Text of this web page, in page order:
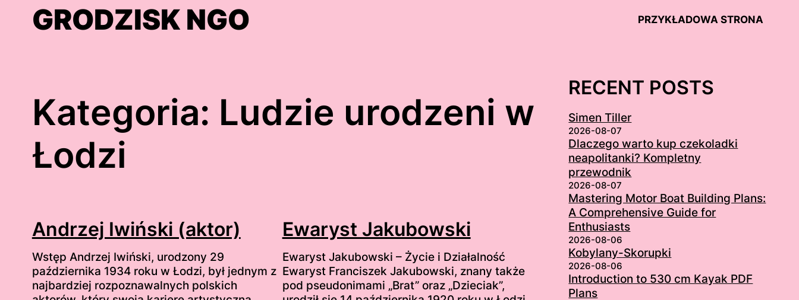
GRODZISK NGO PRZYKŁADOWA STRONA
Kategoria: Ludzie urodzeni w
Łodzi
Andrzej Iwiński (aktor)
Wstęp Andrzej Iwiński, urodzony 29
października 1934 roku w Łodzi, był jednym z
najbardziej rozpoznawalnych polskich
Ewaryst Jakubowski
Ewaryst Jakubowski – Życie i Działalność
Ewaryst Franciszek Jakubowski, znany także
pod pseudonimami „Brat” oraz „Dzieciak”,
RECENT POSTS
Simen Tiller
2026-08-07
Dlaczego warto kup czekoladki
neapolitanki? Kompletny
przewodnik
2026-08-07
Mastering Motor Boat Building Plans:
A Comprehensive Guide for
Enthusiasts
2026-08-06
Kobylany-Skorupki
2026-08-06
Introduction to 530 cm Kayak PDF
Plans